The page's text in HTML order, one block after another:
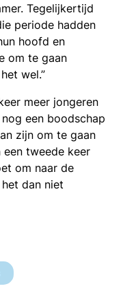
Tegelijkertijd
periode hadden
hoofd en
om te gaan
wel.”
meer jongeren
een boodschap
zijn om te gaan
een tweede keer
om naar de
dan niet